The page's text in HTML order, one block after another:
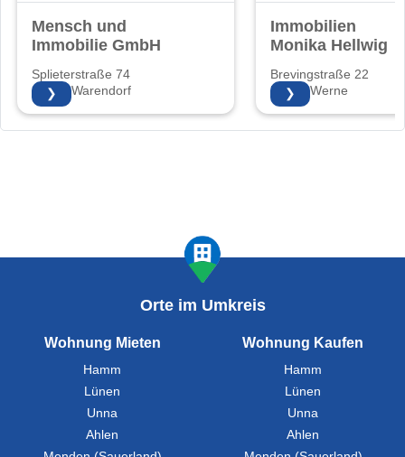
Mensch und
Immobilie GmbH
Splieterstraße 74
48231 Warendorf
❯
Immobilien
Monika Hellwig
Brevingstraße 22
59368 Werne
❯
Orte im Umkreis
Wohnung Mieten
Hamm
Lünen
Unna
Ahlen
Wohnung Kaufen
Hamm
Lünen
Unna
Ahlen